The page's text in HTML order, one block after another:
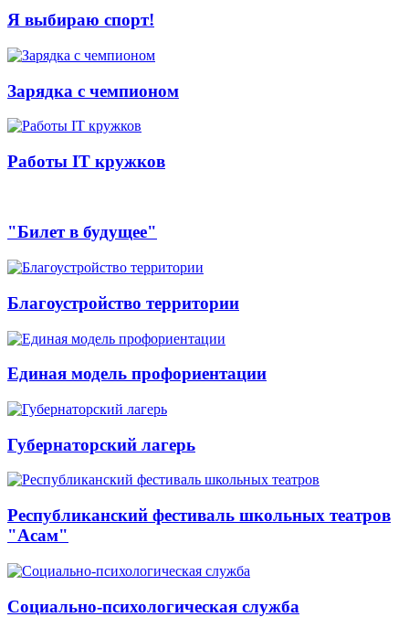
Я выбираю спорт!
Зарядка с чемпионом
Работы IT кружков
"Билет в будущее"
Благоустройство территории
Единая модель профориентации
Губернаторский лагерь
Республиканский фестиваль школьных театров
"Асам"
Социально-психологическая служба